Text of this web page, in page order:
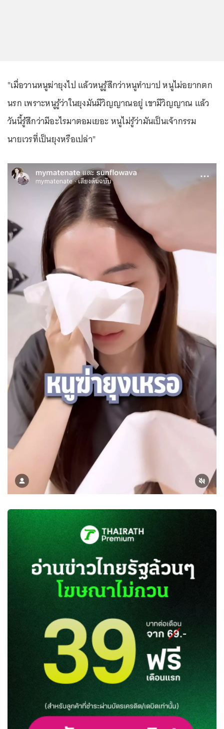
"เมื่อวานหนูฆ่ายุงไป แล้วหนูรู้สึกว่าหนูทำบาป หนูไม่อยากตก
นรก เพราะหนูรู้ว่าในยุงมันมีวิญญาณอยู่ เขามีวิญญาณ แล้ว
วันนี้รู้สึกว่ามีอะไรมาตอมเยอะ หนูไม่รู้ว่ามันเป็นเจ้ากรรม
นายเวรที่เป็นยุงหรือเปล่า"